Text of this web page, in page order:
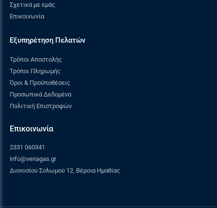
Σχετικά με εμάς
Επικοινωνία
Εξυπηρέτηση Πελατών
Τρόποι Αποστολής
Τρόποι Πληρωμής
Όροι & Προϋποθέσεις
Προσωπικά Δεδομένα
Πολιτική Επιστροφών
Επικοινωνία
2331 060341
info@veriagas.gr
Διονυσίου Σολωμού 12, Βέροια Ημαθίας